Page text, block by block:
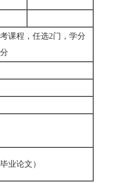
课程，任选2门，学分
分
毕业论文）